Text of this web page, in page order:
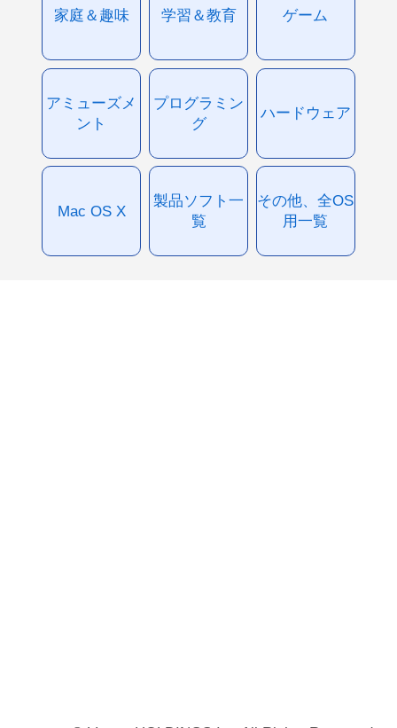
家庭＆趣味 学習＆教育 ゲーム
アミューズメ
ント
プログラミン
グ
ハードウェア
Mac OS X
製品ソフト一
覧
その他、全OS
用一覧